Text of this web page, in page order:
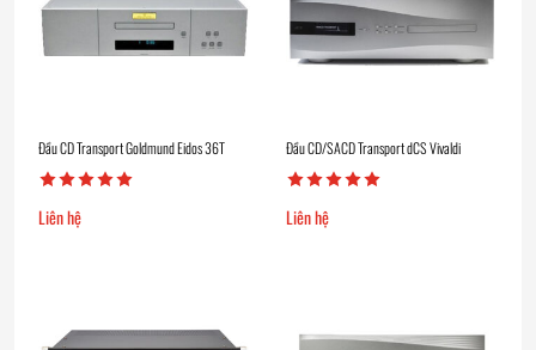
Đầu CD Transport Goldmund Eidos 36T
Liên hệ
Đầu CD/SACD Transport dCS Vivaldi
Liên hệ